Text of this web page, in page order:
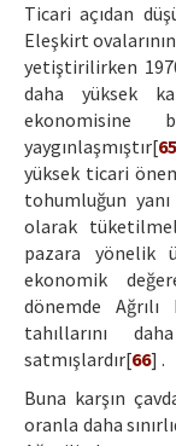
Ticari açıdan
Eleşkirt
yetiştirilirken
daha yüksek
ekonomisine
yaygınlaşmıştır[65
yüksek ticari
tohumluğun
olarak
pazara yönelik
ekonomik
dönemde
tahıllarını
satmışlardır[66] .
Buna karşın
oranla daha